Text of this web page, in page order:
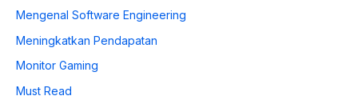
Mengenal Software Engineering
Meningkatkan Pendapatan
Monitor Gaming
Must Read